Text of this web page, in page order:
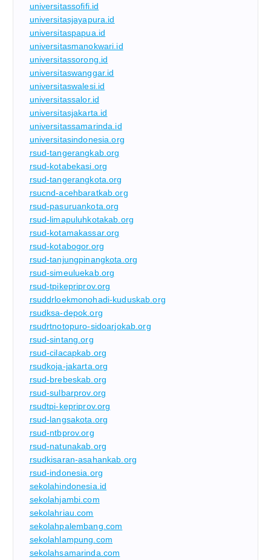
universitassofifi.id
universitasjayapura.id
universitaspapua.id
universitasmanokwari.id
universitassorong.id
universitaswanggar.id
universitaswalesi.id
universitassalor.id
universitasjakarta.id
universitassamarinda.id
universitasindonesia.org
rsud-tangerangkab.org
rsud-kotabekasi.org
rsud-tangerangkota.org
rsucnd-acehbaratkab.org
rsud-pasuruankota.org
rsud-limapuluhkotakab.org
rsud-kotamakassar.org
rsud-kotabogor.org
rsud-tanjungpinangkota.org
rsud-simeuluekab.org
rsud-tpikepriprov.org
rsuddrloekmonohadi-kuduskab.org
rsudksa-depok.org
rsudrtnotopuro-sidoarjokab.org
rsud-sintang.org
rsud-cilacapkab.org
rsudkoja-jakarta.org
rsud-brebeskab.org
rsud-sulbarprov.org
rsudtpi-kepriprov.org
rsud-langsakota.org
rsud-ntbprov.org
rsud-natunakab.org
rsudkisaran-asahankab.org
rsud-indonesia.org
sekolahindonesia.id
sekolahjambi.com
sekolahriau.com
sekolahpalembang.com
sekolahlampung.com
sekolahsamarinda.com